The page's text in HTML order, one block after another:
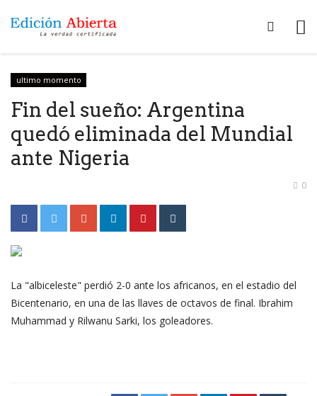
ultimo momento
Fin del sueño: Argentina
quedó eliminada del Mundial
ante Nigeria
0
La "albiceleste" perdió 2-0 ante los africanos, en el estadio del
Bicentenario, en una de las llaves de octavos de final. Ibrahim
Muhammad y Rilwanu Sarki, los goleadores.